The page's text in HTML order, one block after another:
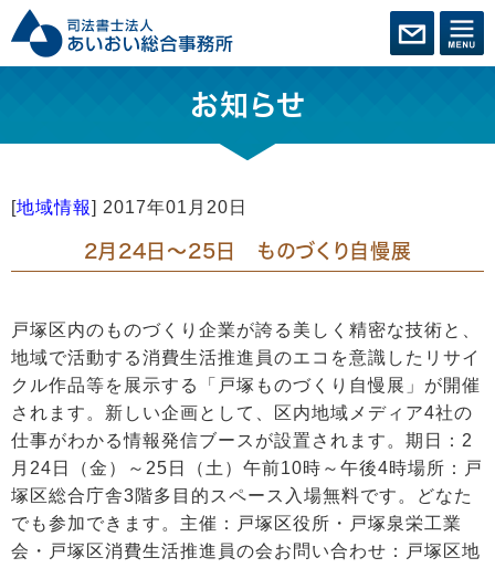
お知らせ
[地域情報] 2017年01月20日
2月24日～25日 ものづくり自慢展
戸塚区内のものづくり企業が誇る美しく精密な技術と、
地域で活動する消費生活推進員のエコを意識したリサイ
クル作品等を展示する「戸塚ものづくり自慢展」が開催
されます。新しい企画として、区内地域メディア4社の
仕事がわかる情報発信ブースが設置されます。期日：2
月24日（金）～25日（土）午前10時～午後4時場所：戸
塚区総合庁舎3階多目的スペース入場無料です。どなた
でも参加できます。主催：戸塚区役所・戸塚泉栄工業
会・戸塚区消費生活推進員の会お問い合わせ：戸塚区地